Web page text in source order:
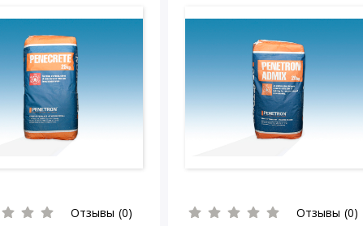
Отзывы (0)
Отзывы (0)